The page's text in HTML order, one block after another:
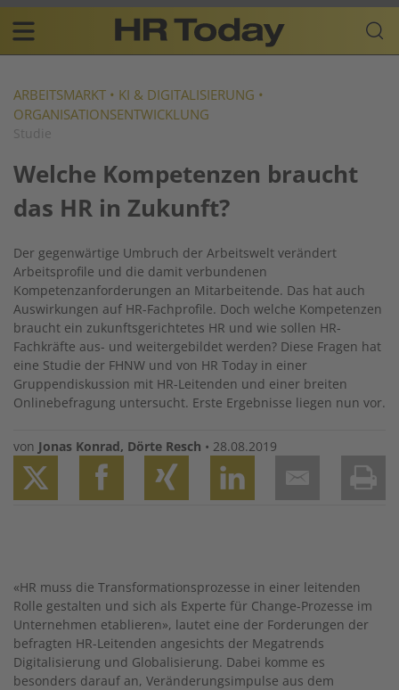
Skip
content
Plattform
für
Resources
navigation
DE
ARBEITSMARKT • KI & DIGITALISIERUNG •
ORGANISATIONSENTWICKLUNG
Studie
Welche Kompetenzen braucht
das HR in Zukunft?
Der gegenwärtige Umbruch der Arbeitswelt verändert
Arbeitsprofile und die damit verbundenen
Kompetenzanforderungen an Mitarbeitende. Das hat auch
Auswirkungen auf HR-Fachprofile. Doch welche Kompetenzen
braucht ein zukunftsgerichtetes HR und wie sollen HR-
Fachkräfte aus- und weitergebildet werden? Diese Fragen hat
eine Studie der FHNW und von HR Today in einer
Gruppendiskussion mit HR-Leitenden und einer breiten
Onlinebefragung untersucht. Erste Ergebnisse liegen nun vor.
von Jonas Konrad, Dörte Resch • 28.08.2019
«HR muss die Transformationsprozesse in einer leitenden
Rolle gestalten und sich als Experte für Change-Prozesse im
Unternehmen etablieren», lautet eine der Forderungen der
befragten HR-Leitenden angesichts der Megatrends
Digitalisierung und Globalisierung. Dabei komme es
besonders darauf an, Veränderungsimpulse aus dem